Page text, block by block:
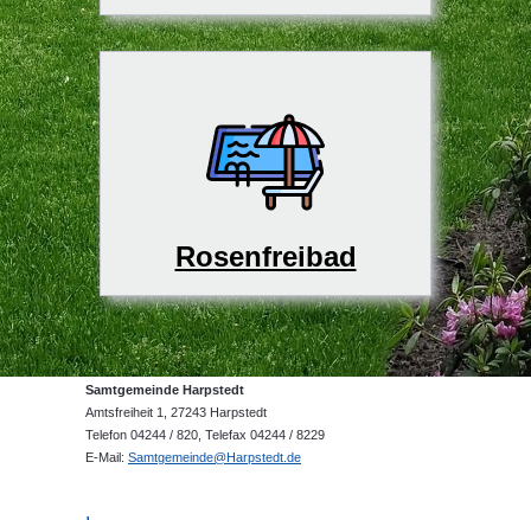
Rosenfreibad
Samtgemeinde Harpstedt
Amtsfreiheit 1, 27243 Harpstedt
Telefon 04244 / 820, Telefax 04244 / 8229
E-Mail: Samtgemeinde@Harpstedt.de